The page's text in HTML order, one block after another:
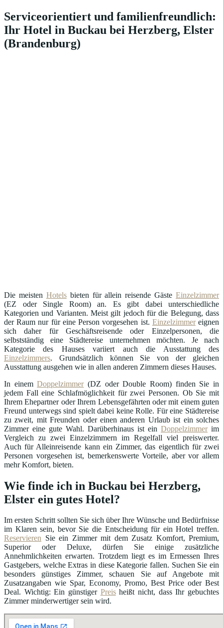
Serviceorientiert und familienfreundlich:
Ihr Hotel in Buckau bei Herzberg, Elster
(Brandenburg)
Die meisten Hotelsbieten für allein reisende Gäste Einzelzimmer
(EZ oder Single Room) an. Es gibt dabei unterschiedliche
Kategorien und Varianten. Meist gilt jedoch für die Belegung, dass
der Raum nur für eine Person vorgesehen ist. Einzelzimmereignen
sich daher für Geschäftsreisende oder Einzelpersonen, die
selbstständig eine Städtereise unternehmen möchten. Je nach
Kategorie des Hauses variiert auch die Ausstattung des
Einzelzimmers. Grundsätzlich können Sie von der gleichen
Ausstattung ausgehen wie in allen anderen Zimmern dieses Hauses.
In einemDoppelzimmer(DZ oder Double Room) finden Sie in
jedem Fall eine Schlafmöglichkeit für zwei Personen. Ob Sie mit
Ihrem Ehepartner oder Ihrem Lebensgefährten oder mit einem guten
Freund unterwegs sind spielt dabei keine Rolle. Für eine Städtereise
zu zweit, mit Freunden oder einen anderen Urlaub ist ein solches
Zimmer eine gute Wahl. Darüberhinaus ist ein Doppelzimmerim
Vergleich zu zwei Einzelzimmern im Regelfall viel preiswerter.
Auch für Alleinreisende kann ein Zimmer, das eigentlich für zwei
Personen vorgesehen ist, bemerkenswerte Vorteile, aber vor allem
mehr Komfort, bieten.
Wie finde ich in Buckau bei Herzberg,
Elster ein gutes Hotel?
Im ersten Schritt sollten Sie sich über Ihre Wünsche und Bedürfnisse
im Klaren sein, bevor Sie die Entscheidung für ein Hotel treffen.
Reservieren Sie ein Zimmer mit dem Zusatz Komfort, Premium,
Superior oder Deluxe, dürfen Sie einige zusätzliche
Annehmlichkeiten erwarten. Trotzdem liegt es im Ermessen Ihres
Gastgebers, welche Extras in diese Kategorie fallen. Suchen Sie ein
besonders günstiges Zimmer, schauen Sie auf Angebote mit
Zusatzangaben wie Spar, Economy, Promo, Best Price oder Best
Deal. Wichtig: Ein günstiger Preisheißt nicht, dass Ihr gebuchtes
Zimmer minderwertiger sein wird.